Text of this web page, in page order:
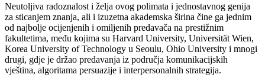
Neutoljiva radoznalost i želja ovog polimata i jednostavnog genija
za sticanjem znanja, ali i izuzetna akademska širina čine ga jednim
od najbolje ocijenjenih i omiljenih predavača na prestižnim
fakultetima, među kojima su Harvard University, Universität Wien,
Korea University of Technology u Seoulu, Ohio University i mnogi
drugi, gdje je držao predavanja iz područja komunikacijskih
vještina, algoritama persuazije i interpersonalnih strategija.